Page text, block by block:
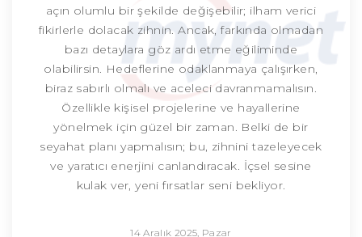
açın olumlu bir şekilde değişebilir; ilham verici
fikirlerle dolacak zihnin. Ancak, farkında olmadan
bazı detaylara göz ardı etme eğiliminde
olabilirsin. Hedeflerine odaklanmaya çalışırken,
biraz sabırlı olmalı ve aceleci davranmamalısın.
Özellikle kişisel projelerine ve hayallerine
yönelmek için güzel bir zaman. Belki de bir
seyahat planı yapmalısın; bu, zihnini tazeleyecek
ve yaratıcı enerjini canlandıracak. İçsel sesine
kulak ver, yeni fırsatlar seni bekliyor.
14 Aralık 2025, Pazar